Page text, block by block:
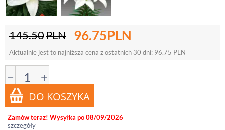
145.50PLN 96.75PLN
Aktualnie jest to najniższa cena z ostatnich 30 dni: 96.75 PLN
− +
Zamów teraz! Wysyłka po 08/09/2026
szczegóły